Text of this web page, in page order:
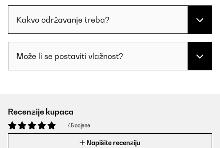
Kakvo održavanje treba?
Može li se postaviti vlažnost?
Recenzije kupaca
45 ocjene
Napišite recenziju